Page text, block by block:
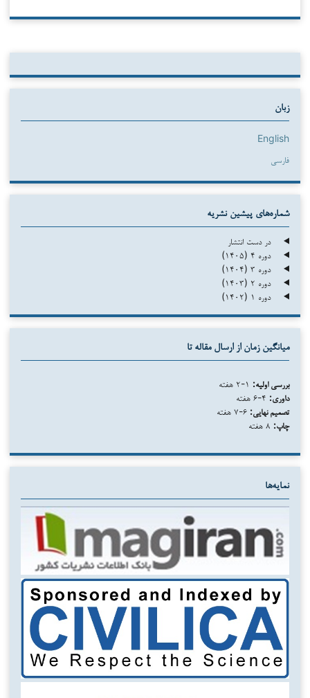
زبان
English
فارسی
شماره‌های پیشین نشریه
در دست انتشار
دوره ۴ (۱۴۰۵)
دوره ۳ (۱۴۰۴)
دوره ۲ (۱۴۰۳)
دوره ۱ (۱۴۰۲)
میانگین زمان از ارسال مقاله تا
بررسی اولیه:
داوری:
تصمیم نهایی:
چاپ:
نمایه‌ها